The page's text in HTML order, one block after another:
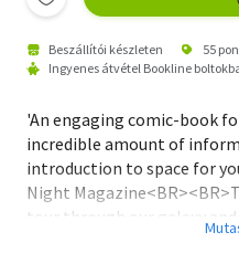
Beszállítói készleten 55
Ingyenes átvétel Bookline
'An engaging comic-book
incredible amount of
introduction to space for
Night
tour through our galaxy
comic collection from Mike